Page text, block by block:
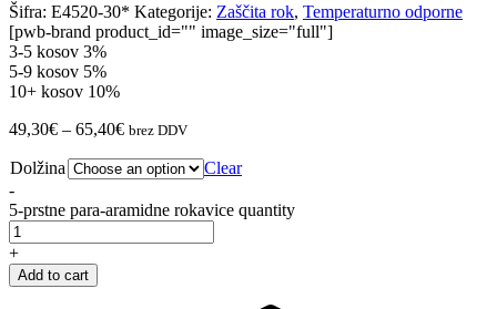
Šifra: E4520-30* Kategorije: Zaščita rok, Temperaturno odporne
[pwb-brand product_id="" image_size="full"]
3-5 kosov 3%
5-9 kosov 5%
10+ kosov 10%
49,30€ – 65,40€ brez DDV
Dolžina
Clear
-
5-prstne para-aramidne rokavice quantity
+
Add to cart